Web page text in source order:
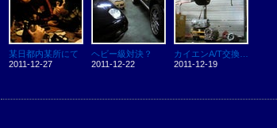
某日都内某所にて
2011-12-27
ヘビー級対決？
2011-12-22
2011-12-19